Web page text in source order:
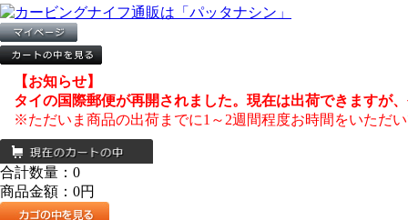
【お知らせ】
タイの国際郵便が再開されました。現在は出荷できますが
※ただいま商品の出荷までに1～2週間程度お時間をいただ
合計数量： 0
商品金額： 0円